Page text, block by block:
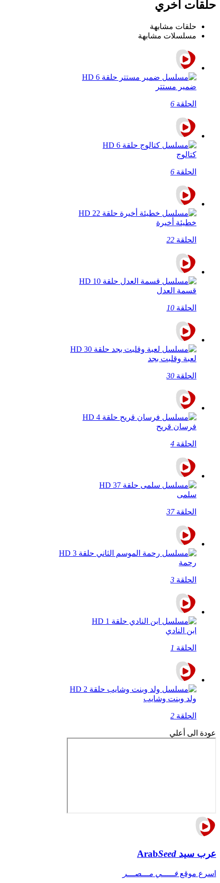
حلقات اخري
حلقات مشابهة
مسلسلات مشابهة
ضمير مستتر
الحلقة 6
كتالوج
الحلقة 6
خطيئة أخيرة
الحلقة 22
قسمة العدل
الحلقة 10
لعبة وقلبت بجد
الحلقة 30
فرسان قريح
الحلقة 4
سلمى
الحلقة37
رحمة
الحلقة 3
ابن النادي
الحلقة 1
ولد وبنت وشايب
الحلقة 2
عودة الى أعلي
عرب سيد ArabSeed
اسرع موقع فـــــي مـــصـــر